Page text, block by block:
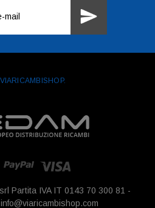
VIARICAMBISHOP.
Partita IVA IT 0143 70 300 81 -